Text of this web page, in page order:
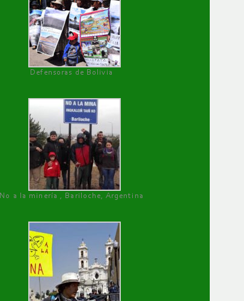
Defensoras de Bolivia
No a la minería , Bariloche, Argentina